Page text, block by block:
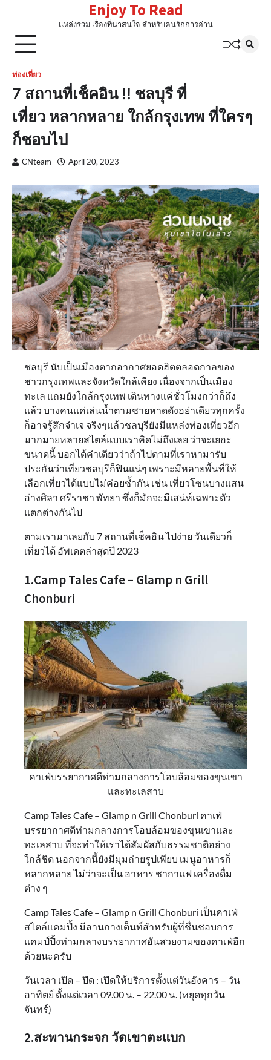
content
Enjoy To Read
แหล่งรวม เรื่องที่น่าสนใจ สำหรับคนรักการอ่าน
ท่องเที่ยว
7 สถานที่เช็คอิน !! ชลบุรี ที่
เที่ยว หลากหลาย ใกล้กรุงเทพ ที่ใครๆ
ก็ชอบไป
CNteam April 20, 2023
ชลบุรี นับเป็นเมืองตากอากาศยอดฮิตตลอดกาลของ
ชาวกรุงเทพและจังหวัดใกล้เคียง เนื่องจากเป็นเมือง
ทะเล แถมยังใกล้กรุงเทพ เดินทางแค่ชั่วโมงกว่าก็ถึง
แล้ว บางคนแค่เล่นน้ำตามชายหาดดังอย่าเดียวทุกครั้ง
ก็อาจรู้สึกจำเจ จริงๆแล้วชลบุรียังมีแหล่งท่องเที่ยวอีก
มากมายหลายสไตล์แบบเราคิดไม่ถึงเลย ว่าจะเยอะ
ขนาดนี้ บอกได้คำเดียวว่าถ้าไปตามที่เราหามารับ
ประกันว่าเที่ยวชลบุรีก็ฟินแน่ๆ เพราะมีหลายพื้นที่ให้
เลือกเที่ยวได้แบบไม่ค่อยซ้ำกัน เช่น เที่ยวโซนบางแสน
อ่างศิลา ศรีราชา พัทยา ซึ่งก็มักจะมีเสน่ห์เฉพาะตัว
แตกต่างกันไป
ตามเรามาเลยกับ 7 สถานที่เช็คอิน ไปง่าย วันเดียวก็
เที่ยวได้ อัพเดตล่าสุดปี 2023
1.Camp Tales Cafe – Glamp n Grill
Chonburi
คาเฟ่บรรยากาศดีท่ามกลางการโอบล้อมของขุนเขา
และทะเลสาบ
Camp Tales Cafe – Glamp n Grill Chonburi คาเฟ่
บรรยากาศดีท่ามกลางการโอบล้อมของขุนเขาและ
ทะเลสาบ ที่จะทำให้เราได้สัมผัสกับธรรมชาติอย่าง
ใกล้ชิด นอกจากนี้ยังมีมุมถ่ายรูปเพียบ เมนูอาหารก็
หลากหลาย ไม่ว่าจะเป็น อาหาร ชากาแฟ เครื่องดื่ม
ต่าง ๆ
Camp Tales Cafe – Glamp n Grill Chonburi เป็นคาเฟ่
สไตล์แคมปิ้ง มีลานกางเต็นท์สำหรับผู้ที่ชื่นชอบการ
แคมป์ปิ้งท่ามกลางบรรยากาศอันสวยงามของคาเฟ่อีก
ด้วยนะครับ
วันเวลา เปิด – ปิด : เปิดให้บริการตั้งแต่วันอังคาร – วัน
อาทิตย์ ตั้งแต่เวลา 09.00 น. – 22.00 น. (หยุดทุกวัน
จันทร์)
2.สะพานกระจก วัดเขาตะแบก